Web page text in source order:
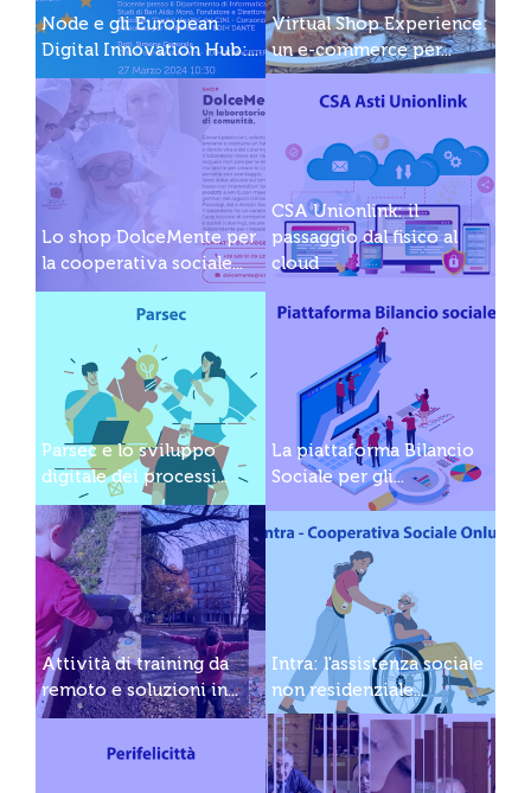
Node e gli European
Digital Innovation Hub:...
Virtual Shop Experience:
un e-commerce per...
Lo shop DolceMente per
la cooperativa sociale...
CSA Unionlink: il
passaggio dal fisico al
cloud
Parsec e lo sviluppo
digitale dei processi...
La piattaforma Bilancio
Sociale per gli...
Attività di training da
remoto e soluzioni in...
Intra: l'assistenza sociale
non residenziale...